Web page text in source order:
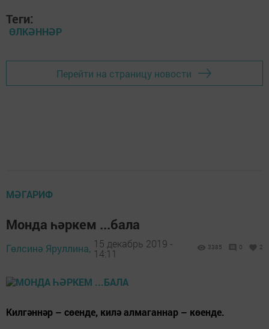
Теги:
ӨЛКӘННӘР
Перейти на страницу новости
МӘГАРИФ
Монда һәркем ...бала
Гөлсинә Яруллина, 15 декабрь 2019 -
14:11
3385 0 2
Килгәннәр – сөенде, килә алмаганнар – көенде.